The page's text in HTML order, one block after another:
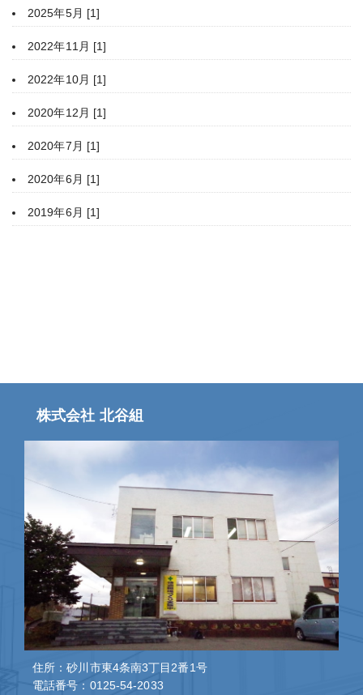
2025年5月 [1]
2022年11月 [1]
2022年10月 [1]
2020年12月 [1]
2020年7月 [1]
2020年6月 [1]
2019年6月 [1]
株式会社 北谷組
住所：砂川市東4条南3丁目2番1号
電話番号：0125-54-2033